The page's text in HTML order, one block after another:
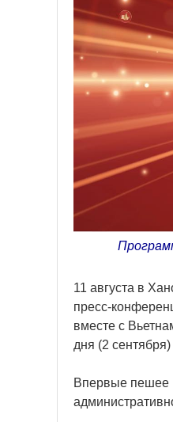
11 августа в
пресс-
вместе с
дня (2
Впервые пешее